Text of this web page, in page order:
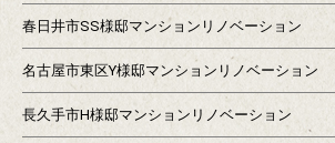
春日井市SS様邸マンションリノベーション
名古屋市東区Y様邸マンションリノベーション
長久手市H様邸マンションリノベーション